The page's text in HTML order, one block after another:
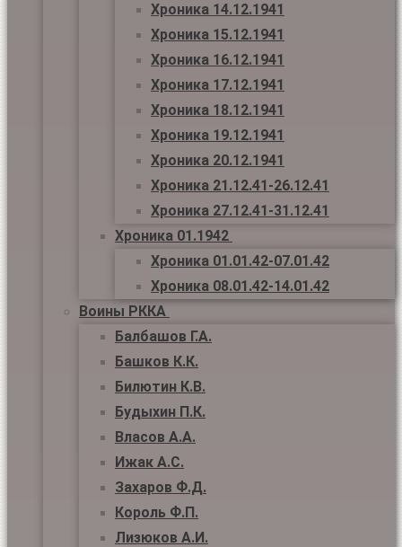
Хроника 14.12.1941
Хроника 15.12.1941
Хроника 16.12.1941
Хроника 17.12.1941
Хроника 18.12.1941
Хроника 19.12.1941
Хроника 20.12.1941
Хроника 21.12.41-26.12.41
Хроника 27.12.41-31.12.41
Хроника 01.1942
Хроника 01.01.42-07.01.42
Хроника 08.01.42-14.01.42
Воины РККА
Балбашов Г.А.
Башков К.К.
Билютин К.В.
Будыхин П.К.
Власов А.А.
Ижак А.С.
Захаров Ф.Д.
Король Ф.П.
Лизюков А.И.